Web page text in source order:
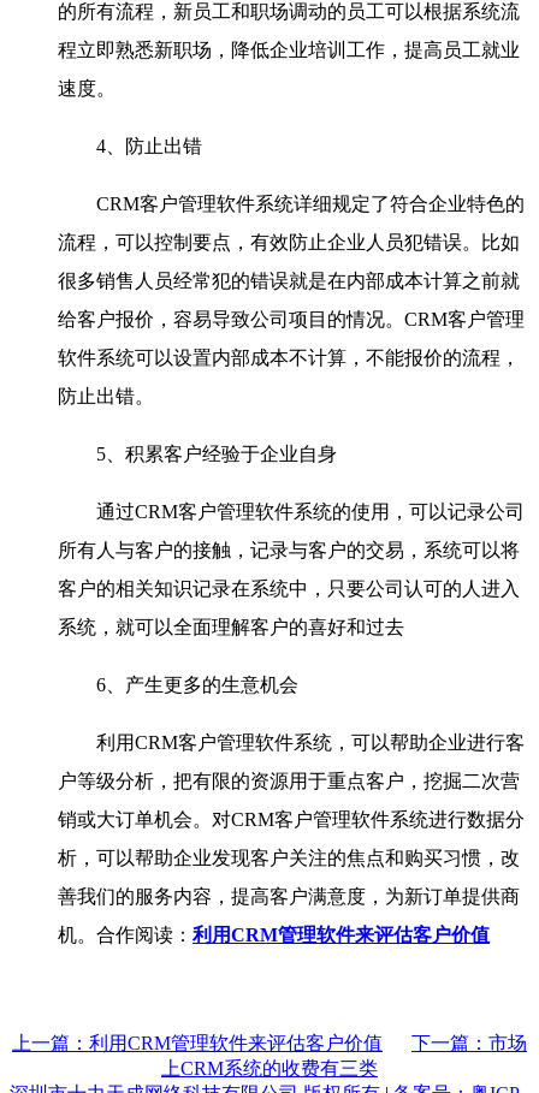
的所有流程，新员工和职场调动的员工可以根据系统流
程立即熟悉新职场，降低企业培训工作，提高员工就业
速度。
4、防止出错
CRM客户管理软件系统详细规定了符合企业特色的
流程，可以控制要点，有效防止企业人员犯错误。比如
很多销售人员经常犯的错误就是在内部成本计算之前就
给客户报价，容易导致公司项目的情况。CRM客户管理
软件系统可以设置内部成本不计算，不能报价的流程，
防止出错。
5、积累客户经验于企业自身
通过CRM客户管理软件系统的使用，可以记录公司
所有人与客户的接触，记录与客户的交易，系统可以将
客户的相关知识记录在系统中，只要公司认可的人进入
系统，就可以全面理解客户的喜好和过去
6、产生更多的生意机会
利用CRM客户管理软件系统，可以帮助企业进行客
户等级分析，把有限的资源用于重点客户，挖掘二次营
销或大订单机会。对CRM客户管理软件系统进行数据分
析，可以帮助企业发现客户关注的焦点和购买习惯，改
善我们的服务内容，提高客户满意度，为新订单提供商
机。合作阅读： 利用CRM管理软件来评估客户价值
上一篇：利用CRM管理软件来评估客户价值
下一篇：市场
上CRM系统的收费有三类